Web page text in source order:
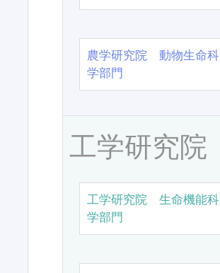
農学研究院 動物生命科
学部門
工学研究院
工学研究院 生命機能科
学部門